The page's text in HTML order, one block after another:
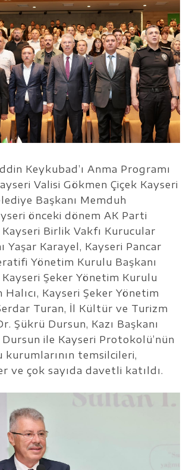
Keykubad’ı Anma Programı
Valisi Gökmen Çiçek Kayseri
Başkanı Memduh
önceki dönem AK Parti
Birlik Vakfı Kurucular
Yaşar Karayel, Kayseri Pancar
Yönetim Kurulu Başkanı
Şeker Yönetim Kurulu
Halıcı, Kayseri Şeker Yönetim
Turan, İl Kültür ve Turizm
Şükrü Dursun, Kazı Başkanı
Dursun ile Kayseri Protokolü’nün
kurumlarının temsilcileri,
ve çok sayıda davetli katıldı.